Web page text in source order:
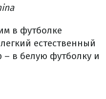
в футболке
естественный
– в белую футболку и